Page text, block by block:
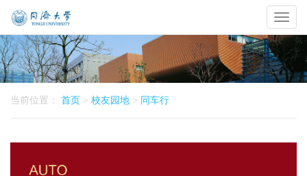
Toggle
当前位置： 首页 > 校友园地 > 同车行